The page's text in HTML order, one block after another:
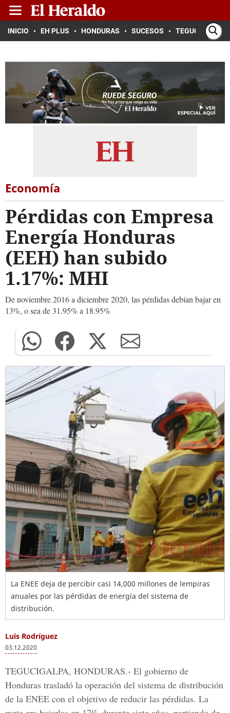
INICIO EH PLUS HONDURAS SUCESOS TEGUCIGALPA
Economía
Pérdidas con Empresa
Energía Honduras
(EEH) han subido
1.17%: MHI
De noviembre 2016 a diciembre 2020, las pérdidas debían bajar en
13%, o sea de 31.95% a 18.95%
La ENEE deja de percibir casi 14,000 millones de lempiras
anuales por las pérdidas de energía del sistema de
distribución.
Luis Rodríguez
03.12.2020
TEGUCIGALPA, HONDURAS.- El gobierno de
Honduras trasladó la operación del sistema de distribución
de la ENEE con el objetivo de reducir las pérdidas. La